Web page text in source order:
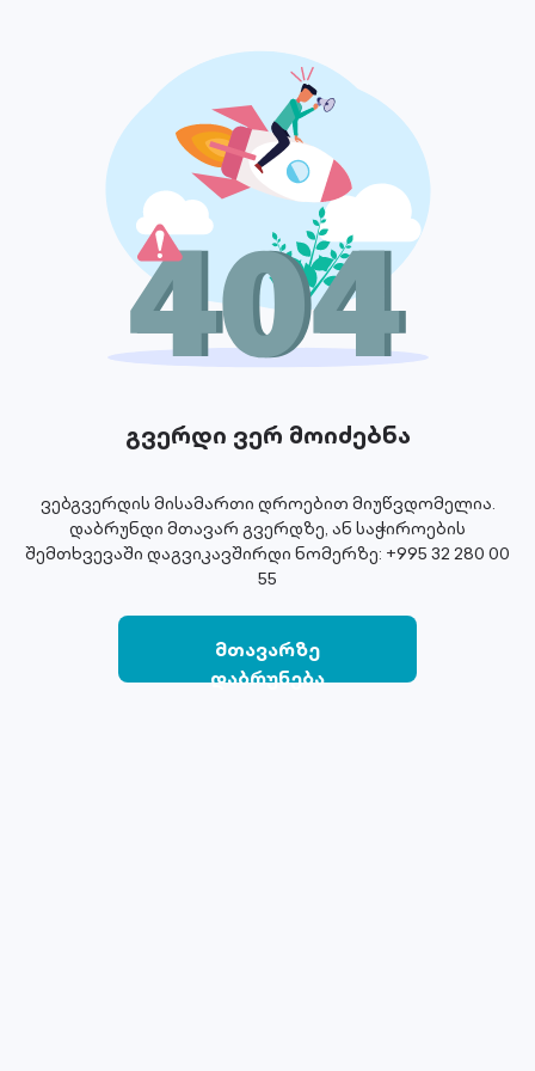
გვერდი ვერ მოიძებნა
ვებგვერდის მისამართი დროებით მიუწვდომელია.
დაბრუნდი მთავარ გვერდზე, ან საჭიროების
შემთხვევაში დაგვიკავშირდი ნომერზე: +995 32 280 00
55
მთავარზე
დაბრუნება